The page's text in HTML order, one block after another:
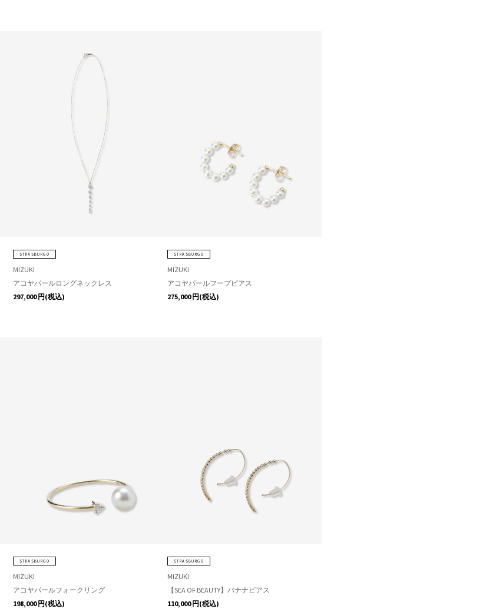
STRASBURGO
MIZUKI
アコヤパールロングネックレス
297,000円(税込)
STRASBURGO
MIZUKI
アコヤパールフープピアス
275,000円(税込)
STRASBURGO
MIZUKI
アコヤパールフォークリング
198,000円(税込)
STRASBURGO
MIZUKI
【SEA OF BEAUTY】バナナピアス
110,000円(税込)